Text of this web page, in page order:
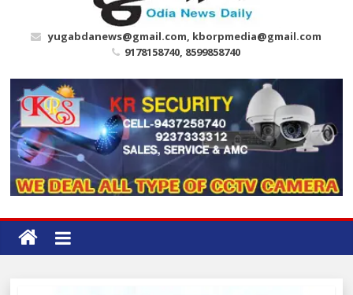
yugabdanews@gmail.com, kborpmedia@gmail.com
9178158740, 8599858740